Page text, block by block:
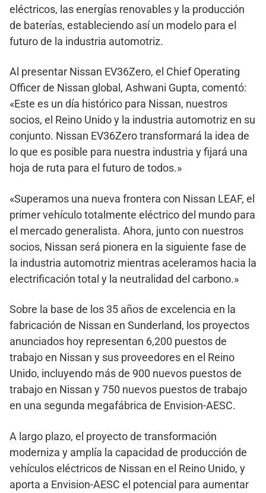
eléctricos, las energías renovables y la producción
de baterías, estableciendo así un modelo para el
futuro de la industria automotriz.
Al presentar Nissan EV36Zero, el Chief Operating
Officer de Nissan global, Ashwani Gupta, comentó:
«Este es un día histórico para Nissan, nuestros
socios, el Reino Unido y la industria automotriz en su
conjunto. Nissan EV36Zero transformará la idea de
lo que es posible para nuestra industria y fijará una
hoja de ruta para el futuro de todos.»
«Superamos una nueva frontera con Nissan LEAF, el
primer vehículo totalmente eléctrico del mundo para
el mercado generalista. Ahora, junto con nuestros
socios, Nissan será pionera en la siguiente fase de
la industria automotriz mientras aceleramos hacia la
electrificación total y la neutralidad del carbono.»
Sobre la base de los 35 años de excelencia en la
fabricación de Nissan en Sunderland, los proyectos
anunciados hoy representan 6,200 puestos de
trabajo en Nissan y sus proveedores en el Reino
Unido, incluyendo más de 900 nuevos puestos de
trabajo en Nissan y 750 nuevos puestos de trabajo
en una segunda megafábrica de Envision-AESC.
A largo plazo, el proyecto de transformación
moderniza y amplía la capacidad de producción de
vehículos eléctricos de Nissan en el Reino Unido, y
aporta a Envision-AESC el potencial para aumentar